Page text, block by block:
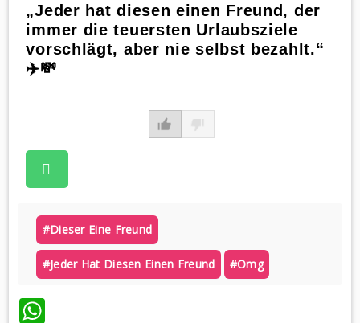
„Jeder hat diesen einen Freund, der
immer die teuersten Urlaubsziele
vorschlägt, aber nie selbst bezahlt.“
✈️💸
#dieser Eine Freund
#jeder Hat Diesen Einen Freund #omg
WhatsApp